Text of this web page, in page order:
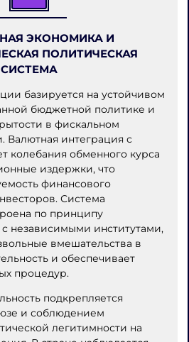
ЭКОНОМИКА И
ПОЛИТИЧЕСКАЯ
СИСТЕМА
базируется на устойчивом
бюджетной политике и
в фискальном
Валютная интеграция с
колебания обменного курса
издержки, что
финансового
Система
по принципу
независимыми институтами,
вмешательства в
и обеспечивает
процедур.
подкрепляется
и соблюдением
легитимности на